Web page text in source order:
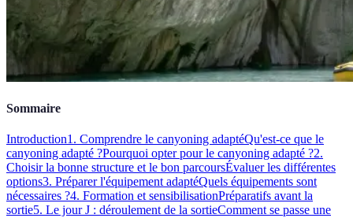
Sommaire
Introduction1. Comprendre le canyoning adaptéQu'est-ce que le
canyoning adapté ?Pourquoi opter pour le canyoning adapté ?2.
Choisir la bonne structure et le bon parcoursÉvaluer les différentes
options3. Préparer l'équipement adaptéQuels équipements sont
nécessaires ?4. Formation et sensibilisationPréparatifs avant la
sortie5. Le jour J : déroulement de la sortieComment se passe une